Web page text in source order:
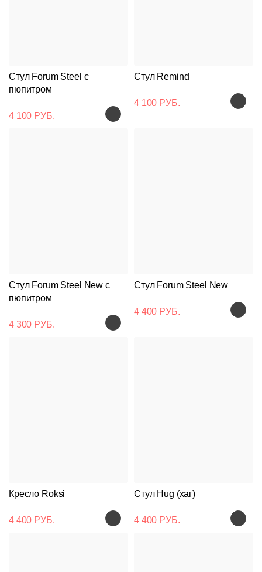
Стул Forum Steel с
пюпитром
4 100 РУБ.
Стул Remind
4 100 РУБ.
Стул Forum Steel New с
пюпитром
4 300 РУБ.
Стул Forum Steel New
4 400 РУБ.
Кресло Roksi
4 400 РУБ.
Стул Hug (хаг)
4 400 РУБ.